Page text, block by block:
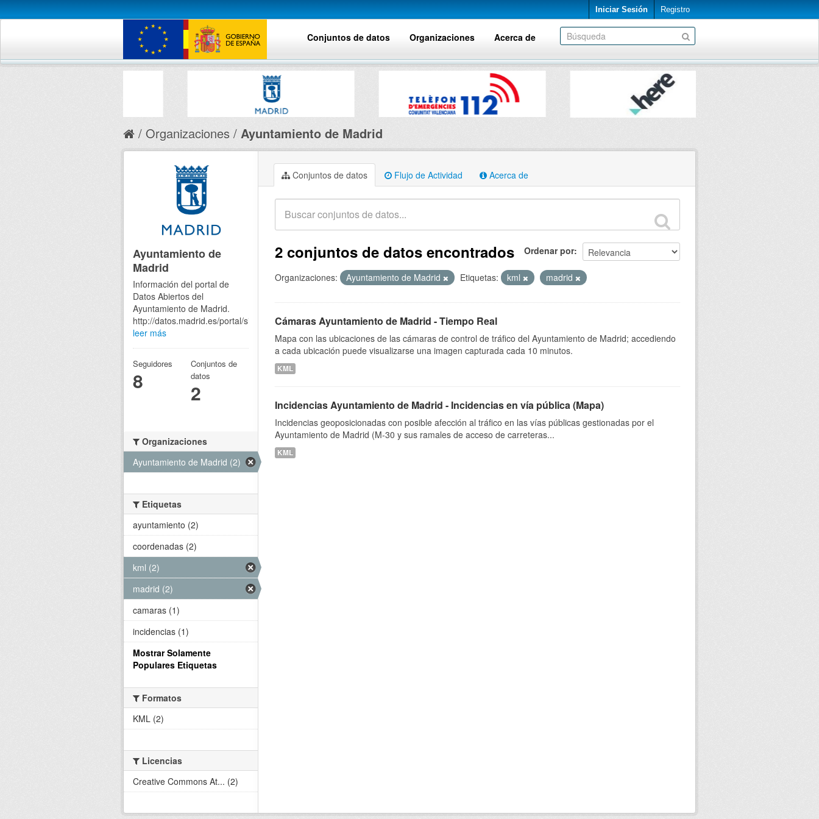
Iniciar Sesión Registro
Conjuntos de datos Organizaciones Acerca de
Organizaciones Ayuntamiento de Madrid
Conjuntos de datos Flujo de Actividad Acerca de
Ordenar por
2 conjuntos de datos encontrados
Organizaciones: Ayuntamiento de Madrid Etiquetas: kml madrid
Cámaras Ayuntamiento de Madrid - Tiempo Real
Mapa con las ubicaciones de las cámaras de control de tráfico del Ayuntamiento de Madrid; accediendo
a cada ubicación puede visualizarse una imagen capturada cada 10 minutos.
KML
Incidencias Ayuntamiento de Madrid - Incidencias en vía pública (Mapa)
Incidencias geoposicionadas con posible afección al tráfico en las vías públicas gestionadas por el
Ayuntamiento de Madrid (M-30 y sus ramales de acceso de carreteras...
KML
Ayuntamiento de
Madrid
Información del portal de
Datos Abiertos del
Ayuntamiento de Madrid.
http://datos.madrid.es/portal/site/egob
leer más
Seguidores
8
Conjuntos de
datos
2
Organizaciones
Ayuntamiento de Madrid (2)
Etiquetas
ayuntamiento (2)
coordenadas (2)
kml (2)
madrid (2)
camaras (1)
incidencias (1)
Mostrar Solamente
Populares Etiquetas
Formatos
KML (2)
Licencias
Creative Commons At... (2)